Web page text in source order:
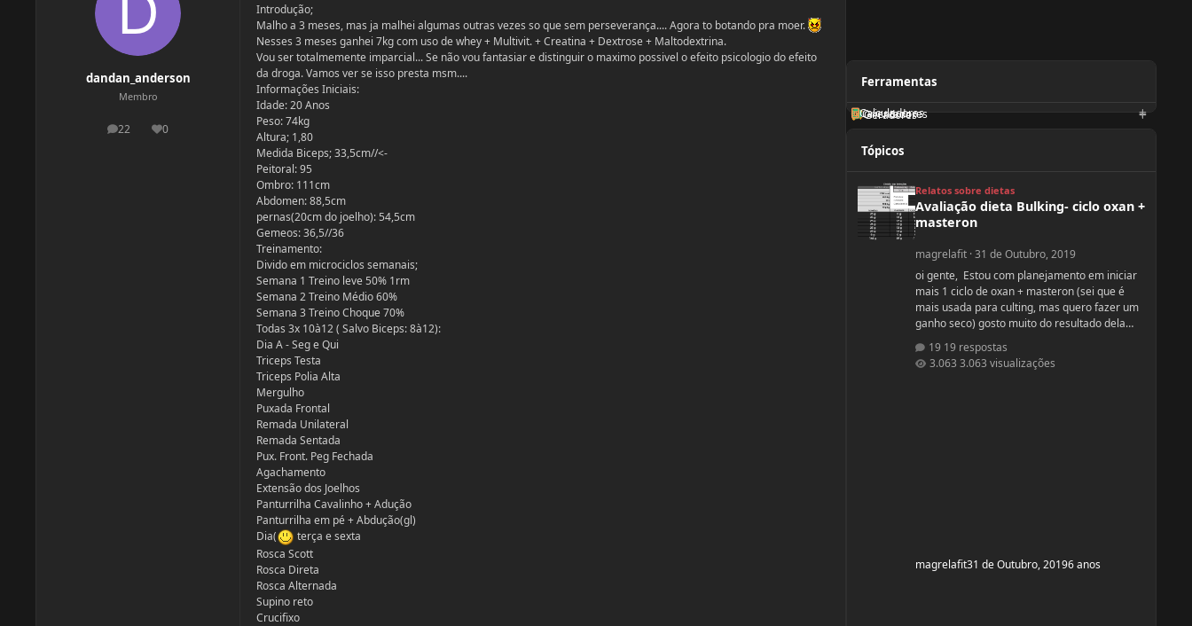
dandan_anderson
Membro
22
postagens
0
Reputação
Introdução;
Malho a 3 meses, mas ja malhei algumas outras vezes so que sem perseverança.... Agora to botando pra moer.
Nesses 3 meses ganhei 7kg com uso de whey + Multivit. + Creatina + Dextrose + Maltodextrina.
Vou ser totalmemente imparcial... Se não vou fantasiar e distinguir o maximo possivel o efeito psicologio do efeito
da droga. Vamos ver se isso presta msm....
Informações Iniciais:
Idade: 20 Anos
Peso: 74kg
Altura; 1,80
Medida Biceps; 33,5cm//<-
Peitoral: 95
Ombro: 111cm
Abdomen: 88,5cm
pernas(20cm do joelho): 54,5cm
Gemeos: 36,5//36
Treinamento:
Divido em microciclos semanais;
Semana 1 Treino leve 50% 1rm
Semana 2 Treino Médio 60%
Semana 3 Treino Choque 70%
Todas 3x 10à12 ( Salvo Biceps: 8à12):
Dia A - Seg e Qui
Triceps Testa
Triceps Polia Alta
Mergulho
Puxada Frontal
Remada Unilateral
Remada Sentada
Pux. Front. Peg Fechada
Agachamento
Extensão dos Joelhos
Panturrilha Cavalinho + Adução
Panturrilha em pé + Abdução(gl)
Dia(
terça e sexta
Rosca Scott
Rosca Direta
Rosca Alternada
Supino reto
Crucifixo
Ferramentas
Geradores
Orientadores
Calculadoras
Tópicos
Relatos sobre dietas
Avaliação dieta Bulking- ciclo oxan +
masteron
magrelafit·31 de Outubro, 2019
oi gente, Estou com planejamento em iniciar
mais 1 ciclo de oxan + masteron (sei que é
mais usada para culting, mas quero fazer um
ganho seco) gosto muito do resultado dela
2 ciclos de oxandrolona 1 em 2016(6
semanas) e outro 2017.(6 semanas) , mas o
19 respostas
3.063 visualizações
magrelafit31 de Outubro, 20196 anos